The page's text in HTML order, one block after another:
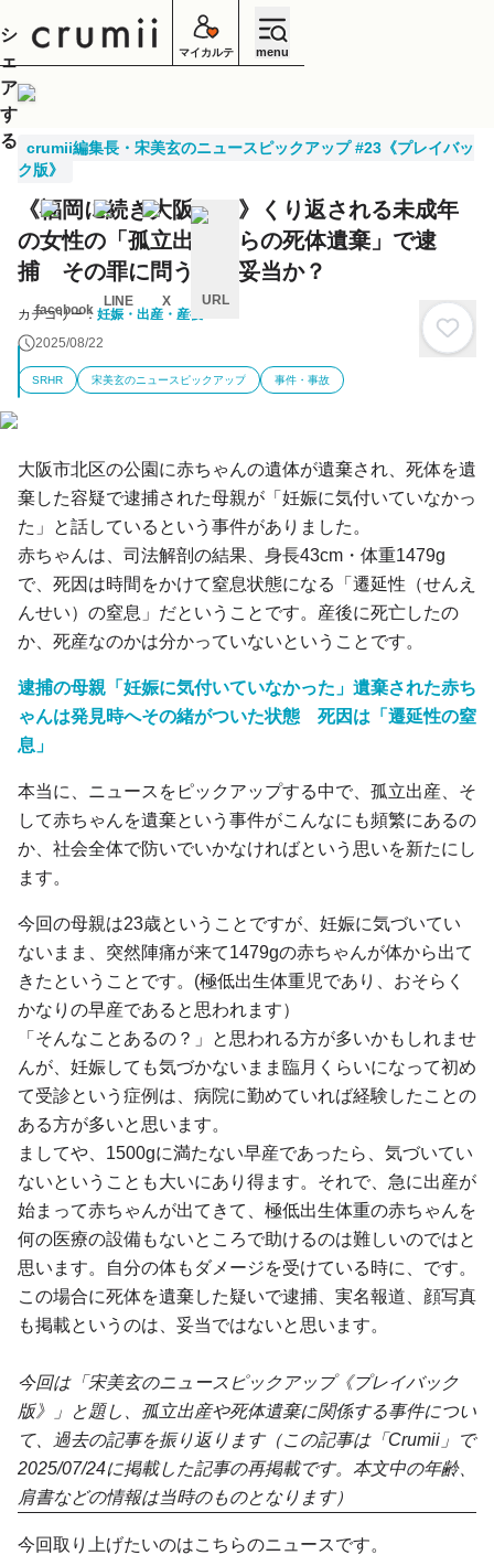
マイカルテ menu
crumii編集長・宋美玄のニュースピックアップ #23《プレイバッ
ク版》
《福岡に続き大阪でも》くり返される未成年
の女性の「孤立出産からの死体遺棄」で逮
捕 その罪に問うのは妥当か？
カテゴリー： 妊娠・出産・産後
2025/08/22
SRHR 宋美玄のニュースピックアップ 事件・事故
大阪市北区の公園に赤ちゃんの遺体が遺棄され、死体を遺
棄した容疑で逮捕された母親が「妊娠に気付いていなかっ
た」と話しているという事件がありました。
赤ちゃんは、司法解剖の結果、身長43cm・体重1479g
で、死因は時間をかけて窒息状態になる「遷延性（せんえ
んせい）の窒息」だということです。産後に死亡したの
か、死産なのかは分かっていないということです。
逮捕の母親「妊娠に気付いていなかった」遺棄された赤ち
ゃんは発見時へその緒がついた状態 死因は「遷延性の窒
息」
本当に、ニュースをピックアップする中で、孤立出産、そ
して赤ちゃんを遺棄という事件がこんなにも頻繁にあるの
か、社会全体で防いでいかなければという思いを新たにし
ます。
今回の母親は23歳ということですが、妊娠に気づいてい
ないまま、突然陣痛が来て1479gの赤ちゃんが体から出て
きたということです。(極低出生体重児であり、おそらく
かなりの早産であると思われます）
「そんなことあるの？」と思われる方が多いかもしれませ
んが、妊娠しても気づかないまま臨月くらいになって初め
て受診という症例は、病院に勤めていれば経験したことの
ある方が多いと思います。
ましてや、1500gに満たない早産であったら、気づいてい
ないということも大いにあり得ます。それで、急に出産が
始まって赤ちゃんが出てきて、極低出生体重の赤ちゃんを
何の医療の設備もないところで助けるのは難しいのではと
思います。自分の体もダメージを受けている時に、です。
この場合に死体を遺棄した疑いで逮捕、実名報道、顔写真
も掲載というのは、妥当ではないと思います。
今回は「宋美玄のニュースピックアップ《プレイバック
版》」と題し、孤立出産や死体遺棄に関係する事件につい
て、過去の記事を振り返ります（この記事は「Crumii」で
2025/07/24に掲載した記事の再掲載です。本文中の年齢、
肩書などの情報は当時のものとなります）
今回取り上げたいのはこちらのニュースです。
シ
ェ
ア
す
る
facebook
LINE X URL
キ
ャ
ン
セ